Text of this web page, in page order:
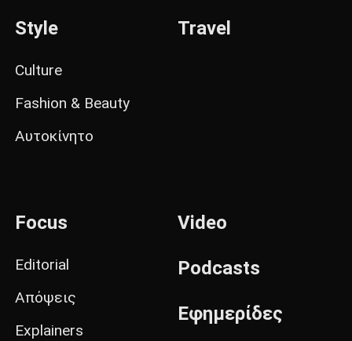
Style
Culture
Fashion & Beauty
Αυτοκίνητο
Travel
Focus
Editorial
Απόψεις
Explainers
Video
Podcasts
Εφημερίδες